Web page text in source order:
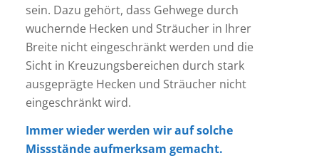
sein. Dazu gehört, dass Gehwege durch
wuchernde Hecken und Sträucher in Ihrer
Breite nicht eingeschränkt werden und die
Sicht in Kreuzungsbereichen durch stark
ausgeprägte Hecken und Sträucher nicht
eingeschränkt wird.
Immer wieder werden wir auf solche
Missstände aufmerksam gemacht.